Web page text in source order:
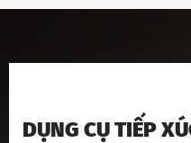
DỤNG CỤ TIẾP